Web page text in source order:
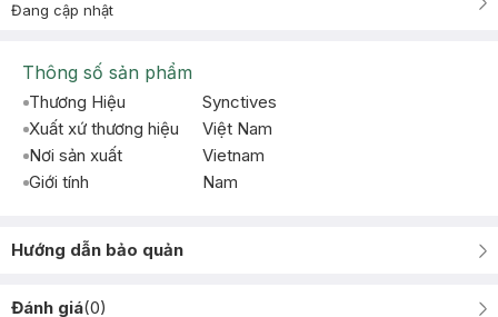
Đang cập nhật
Thông số sản phẩm
Thương Hiệu
Synctives
Xuất xứ thương hiệu
Việt Nam
Nơi sản xuất
Vietnam
Giới tính
Nam
Hướng dẫn bảo quản
Đánh giá(0)